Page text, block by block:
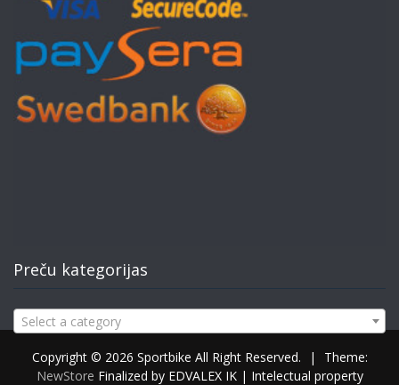
Preču kategorijas
Select a category
Copyright © 2026 Sportbike All Right Reserved. |
Theme:
NewStore Finalized by EDVALEX IK | Intelectual property